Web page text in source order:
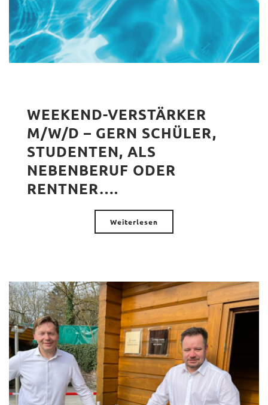
WEEKEND-VERSTÄRKER
M/W/D – GERN SCHÜLER,
STUDENTEN, ALS
NEBENBERUF ODER
RENTNER….
Weiterlesen